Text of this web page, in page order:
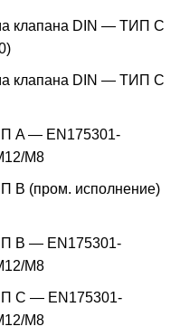
клапана DIN — ТИП C
клапана DIN — ТИП C
A — EN175301-
M8
B (пром. исполнение)
B — EN175301-
M8
C — EN175301-
M8